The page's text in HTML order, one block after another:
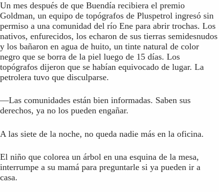
Un mes después de que Buendía recibiera el premio
Goldman, un equipo de topógrafos de Pluspetrol ingresó sin
permiso a una comunidad del río Ene para abrir trochas. Los
nativos, enfurecidos, los echaron de sus tierras semidesnudos
y los bañaron en agua de huito, un tinte natural de color
negro que se borra de la piel luego de 15 días. Los
topógrafos dijeron que se habían equivocado de lugar. La
petrolera tuvo que disculparse.
—Las comunidades están bien informadas. Saben sus
derechos, ya no los pueden engañar.
A las siete de la noche, no queda nadie más en la oficina.
El niño que colorea un árbol en una esquina de la mesa,
interrumpe a su mamá para preguntarle si ya pueden ir a
casa.